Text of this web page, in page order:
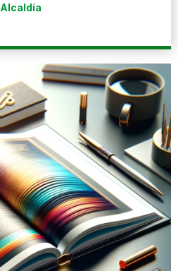
Alcaldía